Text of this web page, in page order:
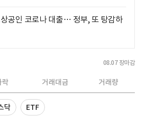
공인 코로나 대출… 정부, 또 탕감하
08.07 장마감
락 거래대금 거래량
닥 ETF